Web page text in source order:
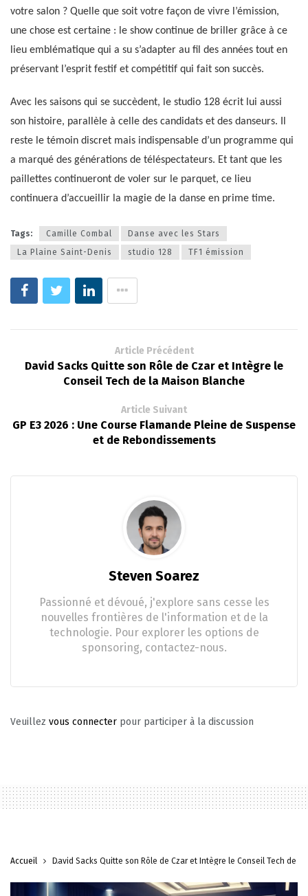
votre salon ? Quelle que soit votre façon de vivre l’émission,
une chose est certaine : le show continue de briller grâce à ce
lieu emblématique qui a su s’adapter au fil des années tout en
préservant l’esprit festif et compétitif qui fait son succès.
Avec les saisons qui se succèdent, le studio 128 écrit lui aussi
son histoire, parallèle à celle des candidats et des danseurs. Il
reste le témoin discret mais indispensable d’un programme qui
a marqué des générations de téléspectateurs. Et tant que les
paillettes continueront de voler sur le parquet, ce lieu
continuera d’accueillir la magie de la danse en prime time.
Tags: Camille Combal
Danse avec les Stars
La Plaine Saint-Denis
studio 128 TF1 émission
Article Précédent
David Sacks Quitte son Rôle de Czar et Intègre le
Conseil Tech de la Maison Blanche
Article Suivant
GP E3 2026 : Une Course Flamande Pleine de Suspense
et de Rebondissements
Steven Soarez
Passionné et dévoué, j'explore sans cesse les
nouvelles frontières de l'information et de la
technologie. Pour explorer les options de
sponsoring, contactez-nous.
Veuillez vous connecter pour participer à la discussion
Accueil David Sacks Quitte son Rôle de Czar et Intègre le Conseil Tech de